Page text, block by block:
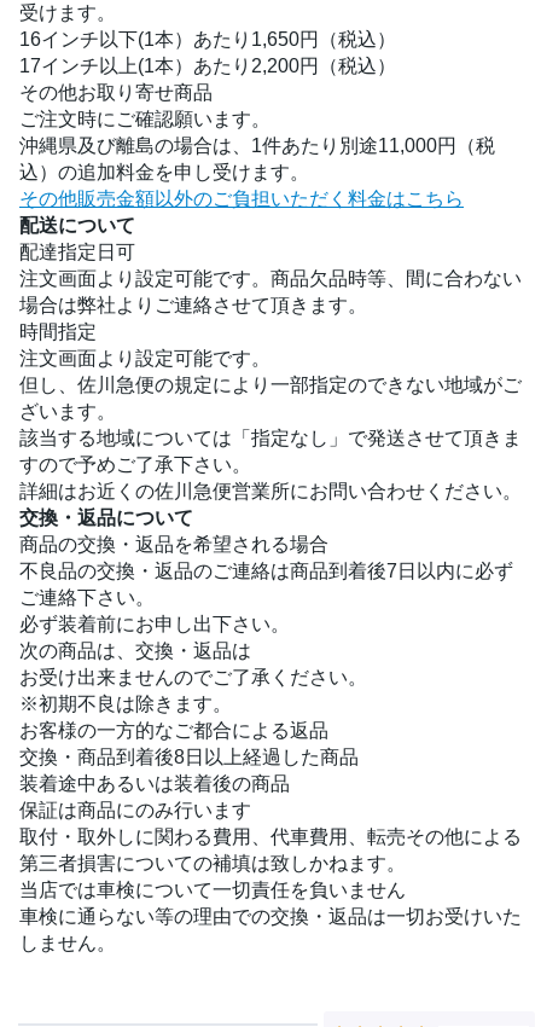
受けます。
16インチ以下(1本）あたり1,650円（税込）
17インチ以上(1本）あたり2,200円（税込）
その他お取り寄せ商品
ご注文時にご確認願います。
沖縄県及び離島の場合は、1件あたり別途11,000円（税
込）の追加料金を申し受けます。
その他販売金額以外のご負担いただく料金はこちら
配送について
配達指定日可
注文画面より設定可能です。商品欠品時等、間に合わない
場合は弊社よりご連絡させて頂きます。
時間指定
注文画面より設定可能です。
但し、佐川急便の規定により一部指定のできない地域がご
ざいます。
該当する地域については「指定なし」で発送させて頂きま
すので予めご了承下さい。
詳細はお近くの佐川急便営業所にお問い合わせください。
交換・返品について
商品の交換・返品を希望される場合
不良品の交換・返品のご連絡は商品到着後7日以内に必ず
ご連絡下さい。
必ず装着前にお申し出下さい。
次の商品は、交換・返品は
お受け出来ませんのでご了承ください。
※初期不良は除きます。
お客様の一方的なご都合による返品
交換・商品到着後8日以上経過した商品
装着途中あるいは装着後の商品
保証は商品にのみ行います
取付・取外しに関わる費用、代車費用、転売その他による
第三者損害についての補填は致しかねます。
当店では車検について一切責任を負いません
車検に通らない等の理由での交換・返品は一切お受けいた
しません。